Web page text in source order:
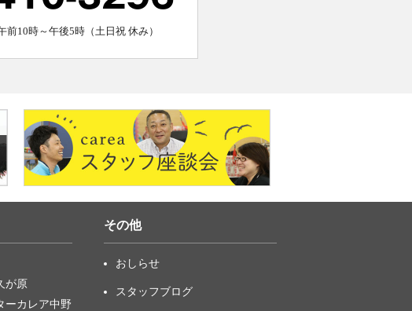
前10時～午後5時（土日祝 休み）
が原
ーカレア中野
その他
おしらせ
スタッフブログ